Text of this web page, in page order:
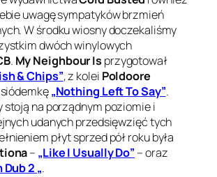
uwagę sympatyków brzmień
W środku wiosny doczekaliśmy
dwóch winylowych
. My Neighbour Is przygotował
& Chips”, z kolei Poldoore
„Nothing Left To Say”.
stoją na porządnym poziomie i
udanych przedsięwzięć tych
płyt sprzed pół roku była
– „Like I Usually Do” – oraz
Dub 2 „.